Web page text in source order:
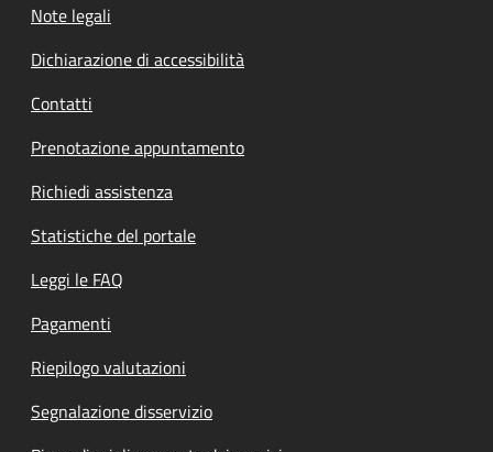
Note legali
Dichiarazione di accessibilità
Contatti
Prenotazione appuntamento
Richiedi assistenza
Statistiche del portale
Leggi le FAQ
Pagamenti
Riepilogo valutazioni
Segnalazione disservizio